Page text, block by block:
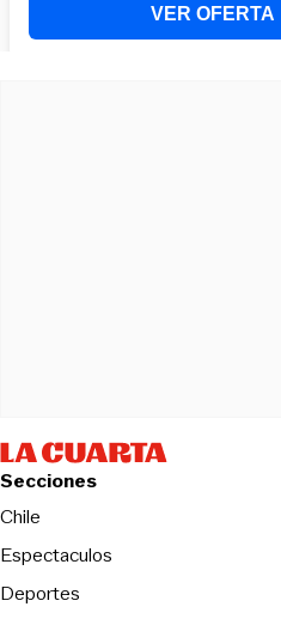
Secciones
Chile
Espectaculos
Deportes